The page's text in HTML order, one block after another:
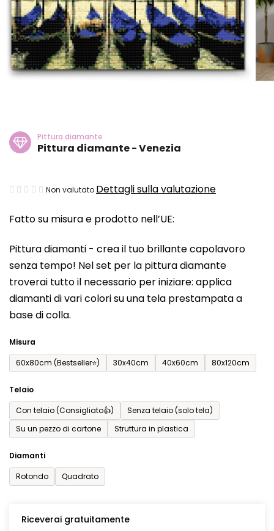
Fatto su misura e prodotto nell’UE:
Pittura diamanti - crea il tuo brillante capolavoro
senza tempo! Nel set per la pittura diamante
troverai tutto il necessario per iniziare: applica
diamanti di vari colori su una tela prestampata a
base di colla.
Misura
60x80cm (Bestseller⭐)
30x40cm 40x60cm 80x120cm
Telaio
Con telaio (Consigliato👍)
Senza telaio (solo tela)
Su un pezzo di cartone
Struttura in plastica
Diamanti
Rotondo
Quadrato
Riceverai gratuitamente
Pittura diamante
Pittura diamante - Venezia
La
media
prodotto
è
0,0
su
5
Non valutato Dettagli sulla valutazione